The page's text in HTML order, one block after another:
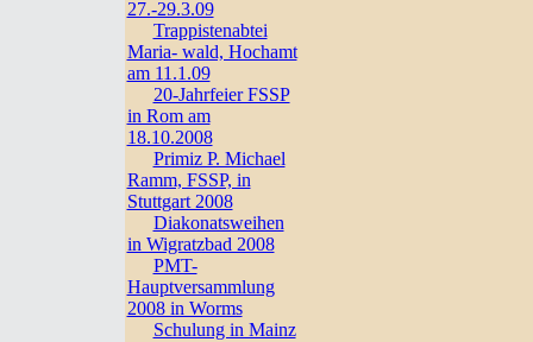
27.-29.3.09
Trappistenabtei
Maria- wald, Hochamt
am 11.1.09
20-Jahrfeier FSSP
in Rom am
18.10.2008
Primiz P. Michael
Ramm, FSSP, in
Stuttgart 2008
Diakonatsweihen
in Wigratzbad 2008
PMT-
Hauptversammlung
2008 in Worms
Schulung in Mainz